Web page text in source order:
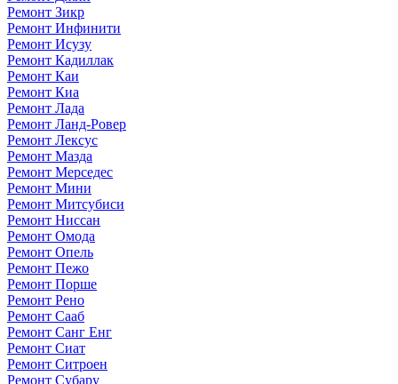
Ремонт Зикр
Ремонт Инфинити
Ремонт Исузу
Ремонт Кадиллак
Ремонт Каи
Ремонт Киа
Ремонт Лада
Ремонт Ланд-Ровер
Ремонт Лексус
Ремонт Мазда
Ремонт Мерседес
Ремонт Мини
Ремонт Митсубиси
Ремонт Ниссан
Ремонт Омода
Ремонт Опель
Ремонт Пежо
Ремонт Порше
Ремонт Рено
Ремонт Сааб
Ремонт Санг Енг
Ремонт Сиат
Ремонт Ситроен
Ремонт Субару